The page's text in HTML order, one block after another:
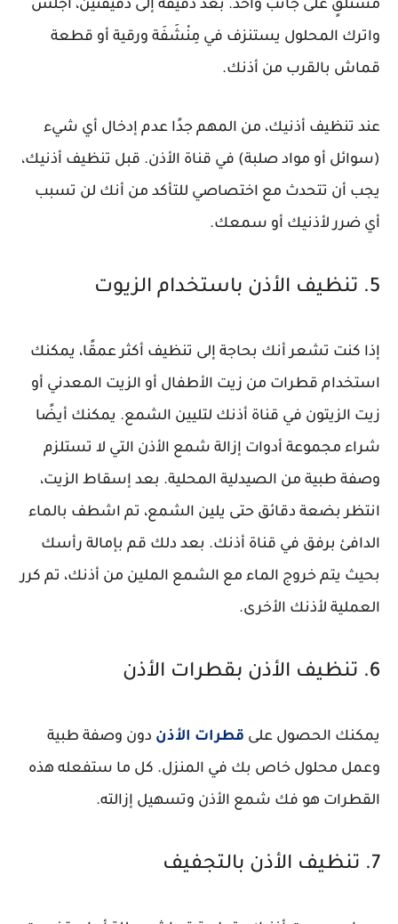
مستلقٍ على جانب واحد. بعد دقيقة إلى دقيقتين، اجلس
واترك المحلول يستنزف في مِنْشَفَة ورقية أو قطعة
قماش بالقرب من أذنك.
عند تنظيف أذنيك، من المهم جدًا عدم إدخال أي شيء
(سوائل أو مواد صلبة) في قناة الأذن. قبل تنظيف أذنيك،
يجب أن تتحدث مع اختصاصي للتأكد من أنك لن تسبب
أي ضرر لأذنيك أو سمعك.
5. تنظيف الأذن باستخدام الزيوت
إذا كنت تشعر أنك بحاجة إلى تنظيف أكثر عمقًا، يمكنك
استخدام قطرات من زيت الأطفال أو الزيت المعدني أو
زيت الزيتون في قناة أذنك لتليين الشمع. يمكنك أيضًا
شراء مجموعة أدوات إزالة شمع الأذن التي لا تستلزم
وصفة طبية من الصيدلية المحلية. بعد إسقاط الزيت،
انتظر بضعة دقائق حتى يلين الشمع، تم اشطف بالماء
الدافئ برفق في قناة أذنك. بعد دلك قم بإمالة رأسك
بحيث يتم خروج الماء مع الشمع الملين من أذنك، تم كرر
العملية لأذنك الأخرى.
6. تنظيف الأذن بقطرات الأذن
يمكنك الحصول على قطرات الأذن دون وصفة طبية
وعمل محلول خاص بك في المنزل. كل ما ستفعله هذه
القطرات هو فك شمع الأذن وتسهيل إزالته.
7. تنظيف الأذن بالتجفيف